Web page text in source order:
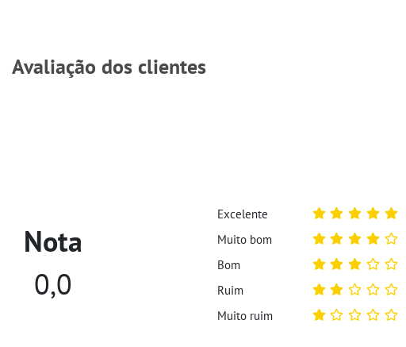
Avaliação dos clientes
Nota
0,0
Excelente
Muito bom
Bom
Ruim
Muito ruim